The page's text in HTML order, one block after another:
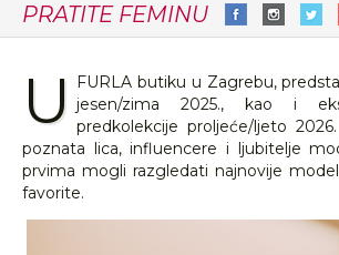
PRATITE FEMINU
U
FURLA butiku u Zagrebu,
jesen/zima 2025., kao i
predkolekcije proljeće/ljeto
poznata lica, influencere i ljubitelje
prvima mogli razgledati najnovije
favorite.